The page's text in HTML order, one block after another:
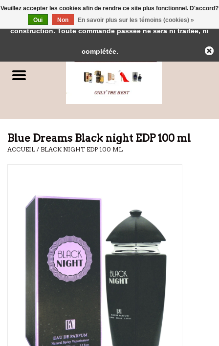
Parfums
Blue Dreams Black night EDP 100 ml
ACCUEIL / BLACK NIGHT EDP 100 ML
Veuillez accepter les cookies afin de rendre ce site plus fonctionnel. D'accord?
Oui
Non En savoir plus sur les témoins (cookies) »
← Retour à l'interface d'administrationCette boutique est en
construction. Toute commande passée ne sera ni traitée, ni
complétée.